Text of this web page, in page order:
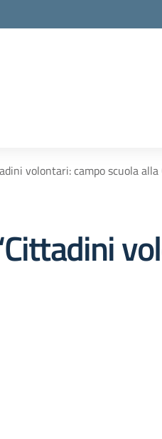
volontari: campo scuola